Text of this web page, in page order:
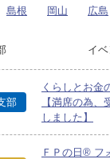
島根 岡山 広島
イ
部
くらしとお金
【満席の為、
しました】
ＦＰの日® フ